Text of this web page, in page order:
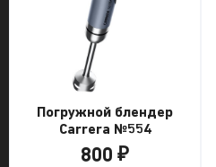
Погружной блендер
Carrera №554
800 ₽